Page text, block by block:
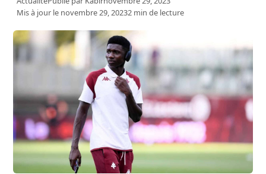
Mis à jour le novembre 29, 20232 min de lecture